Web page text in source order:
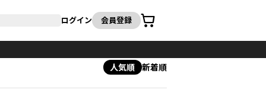
ログイン 会員登録
カート
人気順 新着順